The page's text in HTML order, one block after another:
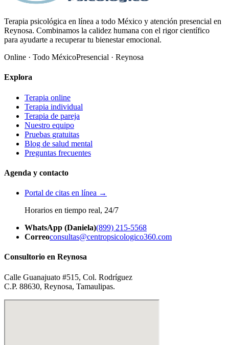
Terapia psicológica en línea a todo México y atención presencial en
Reynosa. Combinamos la calidez humana con el rigor científico
para ayudarte a recuperar tu bienestar emocional.
Online · Todo MéxicoPresencial · Reynosa
Explora
Terapia online
Terapia individual
Terapia de pareja
Nuestro equipo
Pruebas gratuitas
Blog de salud mental
Preguntas frecuentes
Agenda y contacto
Portal de citas en línea →
Horarios en tiempo real, 24/7
WhatsApp (Daniela)(899) 215-5568
Correoconsultas@centropsicologico360.com
Consultorio en Reynosa
Calle Guanajuato #515, Col. Rodríguez
C.P. 88630, Reynosa, Tamaulipas.